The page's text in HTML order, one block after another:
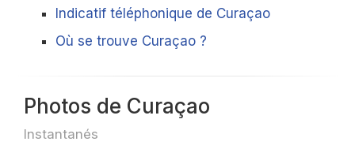
Indicatif téléphonique de Curaçao
Où se trouve Curaçao ?
Photos de Curaçao
Instantanés